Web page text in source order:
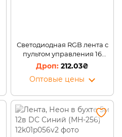
Светодиодная RGB лента с
пультом управления 16
цветов свечения LED RGB
5050 SF-16 (259)
212.03₴
Оптовые цены